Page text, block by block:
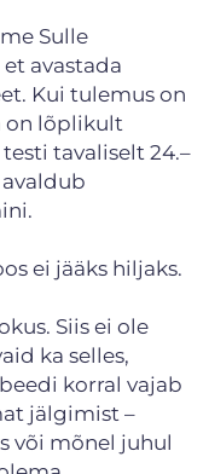
Sulle
avastada
Kui tulemus on
on lõplikult
tavaliselt 24.–
avaldub
ei jääks hiljaks.
Siis ei ole
ka selles,
korral vajab
jälgimist –
või mõnel juhul